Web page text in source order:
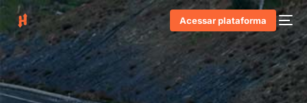
Acessar plataforma